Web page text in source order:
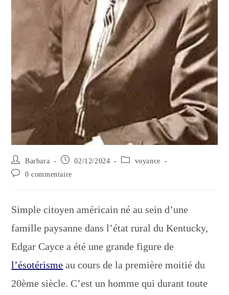
Auteur/autrice
de
la
Barbara
Publication
02/12/2024
Post
voyance
Commentaires
0 commentaire
Simple citoyen américain né au sein d’une
famille paysanne dans l’état rural du Kentucky,
Edgar Cayce a été une grande figure de
l’ésotérisme au cours de la première moitié du
20ème siècle. C’est un homme qui durant toute